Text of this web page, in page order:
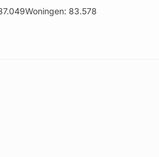
Woningen: 83.578